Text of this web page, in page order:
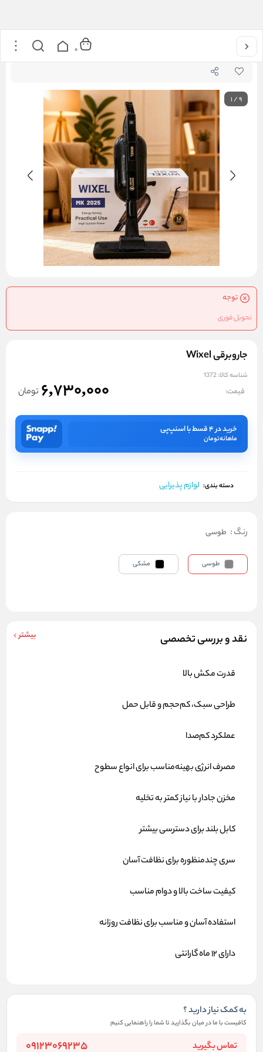
خانه 0
1/9
توجه
تحویل فوری
جاروبرقی Wixel
شناسه کالا:1372
قیمت: 6,730,000 تومان
خرید در ۴ قسط با اسنپ‌پی
ماهانهتومان
دسته بندی: لوازم پذیرایی
نقد و بررسی تخصصی بیشتر
قدرت مکش بالا
طراحی سبک، کم‌حجم و قابل حمل
عملکرد کم‌صدا
مصرف انرژی بهینهمناسب برای انواع سطوح
مخزن جادار با نیاز کمتر به تخلیه
کابل بلند برای دسترسی بیشتر
سری چندمنظوره برای نظافت آسان
کیفیت ساخت بالا و دوام مناسب
استفاده آسان و مناسب برای نظافت روزانه
دارای ۱۲ ماه گارانتی
به کمک نیاز دارید ؟
کافیست با ما در میان بگذارید تا شما را راهنمایی کنیم
تماس بگیرید 09123069235
رنگ: طوسی
طوسی مشکی